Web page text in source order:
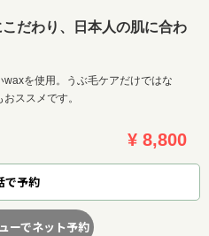
だわり、日本人の肌に合わ
を使用。うぶ毛ケアだけではな
ススメです。
¥ 8,800
で予約
ーでネット予約